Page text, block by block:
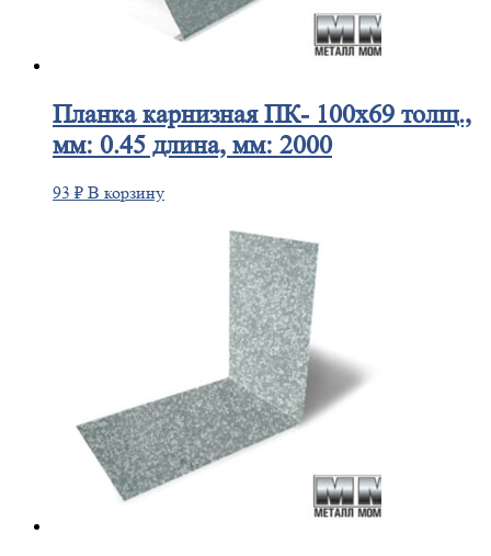
Планкакарнизная ПК- 100х69 толщ.,
мм: 0.45 длина, мм: 2000
93 ₽ В корзину